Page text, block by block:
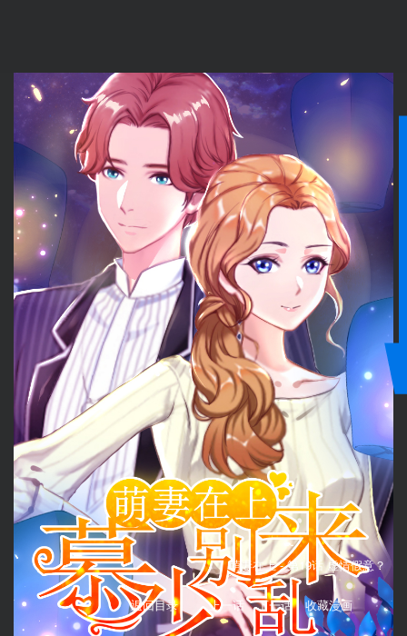
萌妻在上 - 第19话 虚情假意？
返回目录 上一话 下一话 收藏漫画